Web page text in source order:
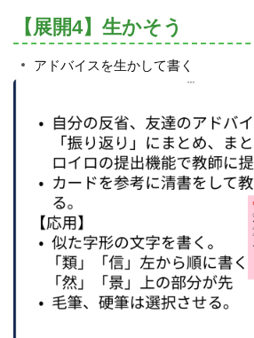
【展開4】生かそう
アドバイスを生かして書く